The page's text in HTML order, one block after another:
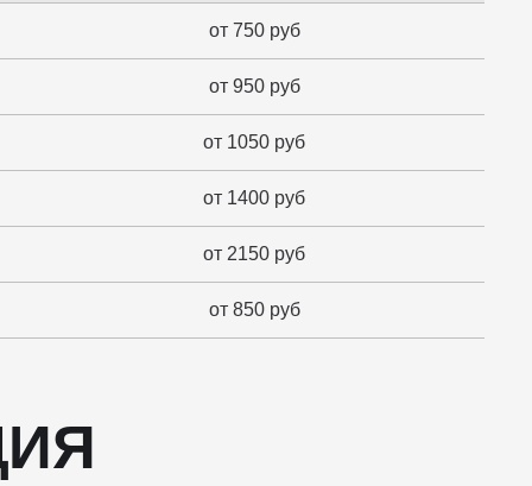
от 750 руб
от 950 руб
от 1050 руб
от 1400 руб
от 2150 руб
от 850 руб